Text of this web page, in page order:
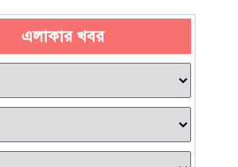
এলাকার খবর